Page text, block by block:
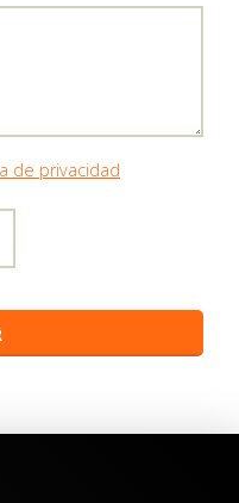
de privacidad